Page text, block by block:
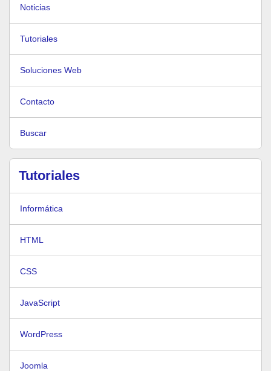
Noticias
Tutoriales
Soluciones Web
Contacto
Buscar
Tutoriales
Informática
HTML
CSS
JavaScript
WordPress
Joomla